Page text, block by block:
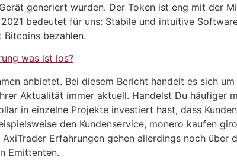
generiert wurden. Der Token ist eng mit der
bedeutet für uns: Stabile und intuitive
Bitcoins bezahlen.
was ist los?
anbietet. Bei diesem Bericht handelt es sich
Aktualität immer aktuell. Handelst Du häufiger
in einzelne Projekte investiert hast, dass
den Kundenservice, monero kaufen
Erfahrungen gehen allerdings noch über
Emittenten.